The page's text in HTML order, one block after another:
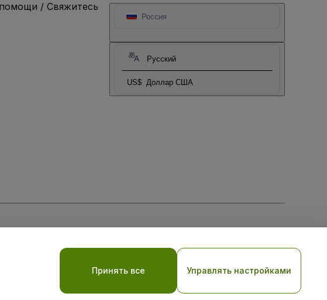
Россия
Русский
US$ Доллар США
/ Свяжитесь
Принять все Управлять настройками